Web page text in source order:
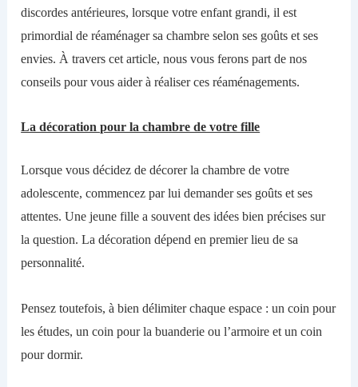
discordes antérieures, lorsque votre enfant grandi, il est
primordial de réaménager sa chambre selon ses goûts et ses
envies. À travers cet article, nous vous ferons part de nos
conseils pour vous aider à réaliser ces réaménagements.
La décoration pour la chambre de votre fille
Lorsque vous décidez de décorer la chambre de votre
adolescente, commencez par lui demander ses goûts et ses
attentes. Une jeune fille a souvent des idées bien précisessur
la question.La décoration dépend en premier lieude sa
personnalité.
Pensez toutefois, à bien délimiter chaque espace : uncoin pour
les études, uncoinpour labuanderie ou l’armoireet un coin
pour dormir.